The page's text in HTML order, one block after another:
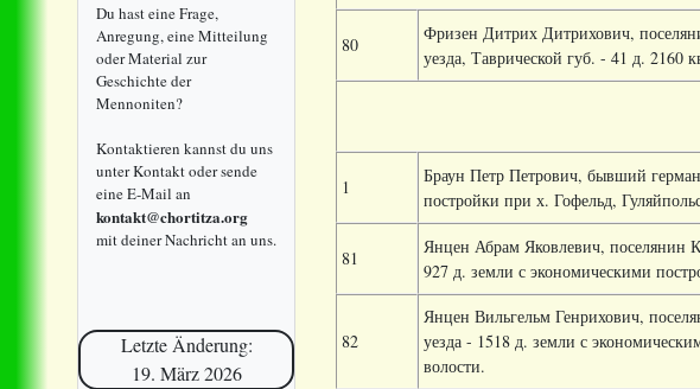
Du hast eine Frage,
Anregung, eine Mitteilung
oder Material zur
Geschichte der
Mennoniten?
Kontaktieren kannst du uns
unter Kontakt oder sende
eine E-Mail an
kontakt@chortitza.org
mit deiner Nachricht an uns.
Letzte Änderung:
19. März 2026
80
Фризен Дитрих Дитрихович,
уезда, Таврической губ. - 41 д. 2160
1
Браун Петр Петрович, бывший
постройки при х. Гофельд,
81
Янцен Абрам Яковлевич, поселянин
927 д. земли с экономическими
82
Янцен Вильгельм Генрихович,
уезда - 1518 д. земли с
волости.